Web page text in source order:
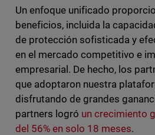
Un enfoque unificado
beneficios, incluida la
de protección sofisticada y
en el mercado competitivo e
empresarial. De hecho, los
que adoptaron nuestra
disfrutando de grandes
partners logró un crecimiento
del 56% en solo 18 meses.